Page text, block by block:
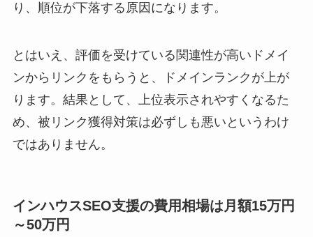
り、順位が下落する原因になります。
とはいえ、評価を受けている関連性が高いドメイ
ンからリンクをもらうと、ドメインランクが上が
ります。結果として、上位表示されやすくなるた
め、被リンク獲得対策は必ずしも悪いというわけ
ではありません。
インハウスSEO支援の費用相場は月額15万円
～50万円